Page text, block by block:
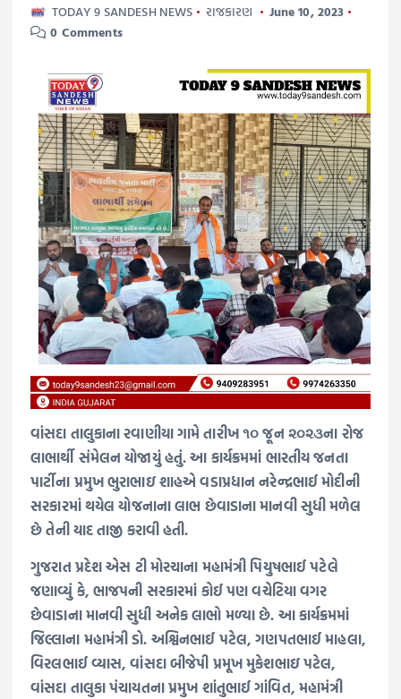
TODAY 9 SANDESH NEWS રાજકારણ
June 10, 2023
0 Comments
વાંસદા તાલુકાના રવાણીયા ગામે તારીખ ૧૦ જૂન ૨૦૨૩ના રોજ
લાભાર્થી સંમેલન યોજાયું હતું. આ કાર્યક્રમમાં ભારતીય જનતા
પાર્ટીના પ્રમુખ ભુરાભાઇ શાહએ વડાપ્રધાન નરેન્દ્રભાઈ મોદીની
સરકારમાં થયેલ યોજનાના લાભ છેવાડાના માનવી સુધી મળેલ
છે તેની યાદ તાજી કરાવી હતી.
ગુજરાત પ્રદેશ એસ ટી મોરચાના મહામંત્રી પિયુષભાઈ પટેલે
જણાવ્યું કે, ભાજપની સરકારમાં કોઈ પણ વચેટિયા વગર
છેવાડાના માનવી સુધી અનેક લાભો મળ્યા છે. આ કાર્યક્રમમાં
જિલ્લાના મહામંત્રી ડો. અશ્વિનભાઈ પટેલ, ગણપતભાઈ માહલા,
વિરલભાઈ વ્યાસ, વાંસદા બીજેપી પ્રમૂખ મુકેશભાઇ પટેલ,
વાંસદા તાલુકા પંચાયતના પ્રમુખ શાંતુભાઈ ગાંવિત, મહામંત્રી